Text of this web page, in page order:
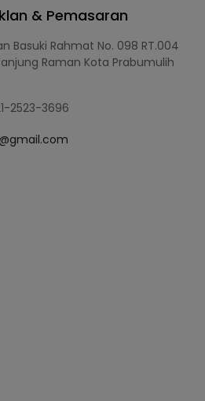
& Pemasaran
Basuki Rahmat No. 098 RT.004
Raman Kota Prabumulih
2523-3696